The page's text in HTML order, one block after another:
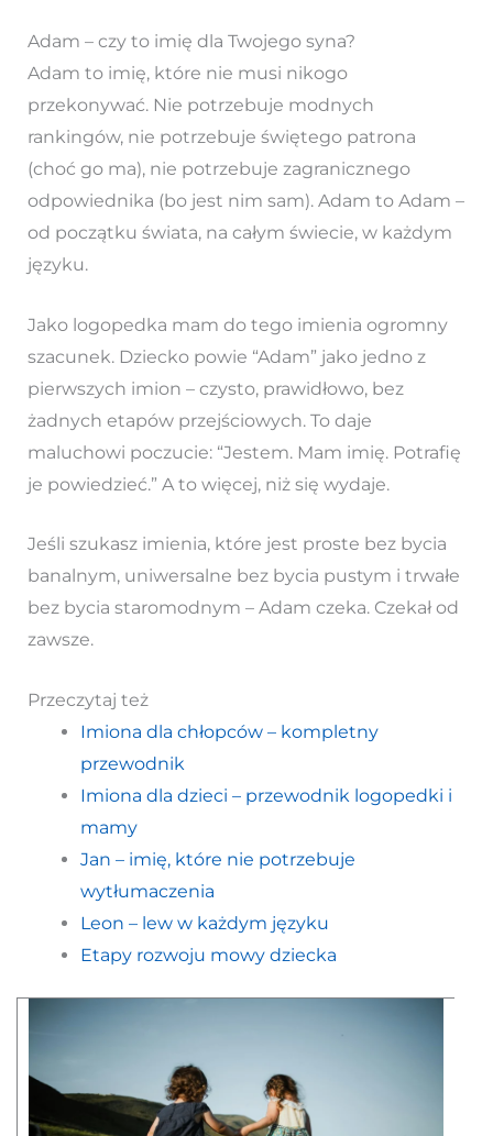
Adam – czy to imię dla Twojego syna?
Adam to imię, które nie musi nikogo
przekonywać. Nie potrzebuje modnych
rankingów, nie potrzebuje świętego patrona
(choć go ma), nie potrzebuje zagranicznego
odpowiednika (bo jest nim sam). Adam to Adam –
od początku świata, na całym świecie, w każdym
języku.
Jako logopedka mam do tego imienia ogromny
szacunek. Dziecko powie “Adam” jako jedno z
pierwszych imion – czysto, prawidłowo, bez
żadnych etapów przejściowych. To daje
maluchowi poczucie: “Jestem. Mam imię. Potrafię
je powiedzieć.” A to więcej, niż się wydaje.
Jeśli szukasz imienia, które jest proste bez bycia
banalnym, uniwersalne bez bycia pustym i trwałe
bez bycia staromodnym – Adam czeka. Czekał od
zawsze.
Przeczytaj też
Imiona dla chłopców – kompletny
przewodnik
Imiona dla dzieci – przewodnik logopedki i
mamy
Jan – imię, które nie potrzebuje
wytłumaczenia
Leon – lew w każdym języku
Etapy rozwoju mowy dziecka